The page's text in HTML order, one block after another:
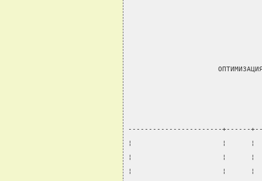
-----------------------+------
¦                      ¦      ¦
¦                      ¦      ¦
¦                      ¦      ¦